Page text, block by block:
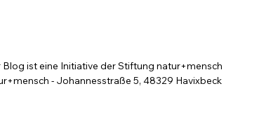
ist eine Initiative der Stiftung natur+mensch
- Johannesstraße 5, 48329 Havixbeck